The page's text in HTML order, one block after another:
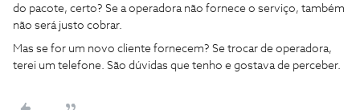
do pacote, certo? Se a operadora não fornece o serviço, também
não será justo cobrar.
Mas se for um novo cliente fornecem? Se trocar de operadora,
terei um telefone. São dúvidas que tenho e gostava de perceber.